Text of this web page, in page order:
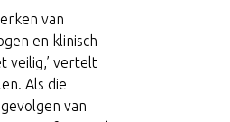
van
en klinisch
veilig,’ vertelt
Als die
van